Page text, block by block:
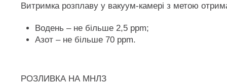
Витримка розплаву у вакуум-камері з метою
Водень – не більше 2,5 ppm;
Азот – не більше 70 ppm.
РОЗЛИВКА НА МНЛЗ